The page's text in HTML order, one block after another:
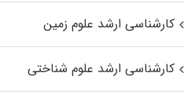
کارشناسی ارشد علوم زمین
کارشناسی ارشد علوم شناختی